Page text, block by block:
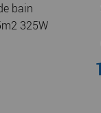
bain
325W